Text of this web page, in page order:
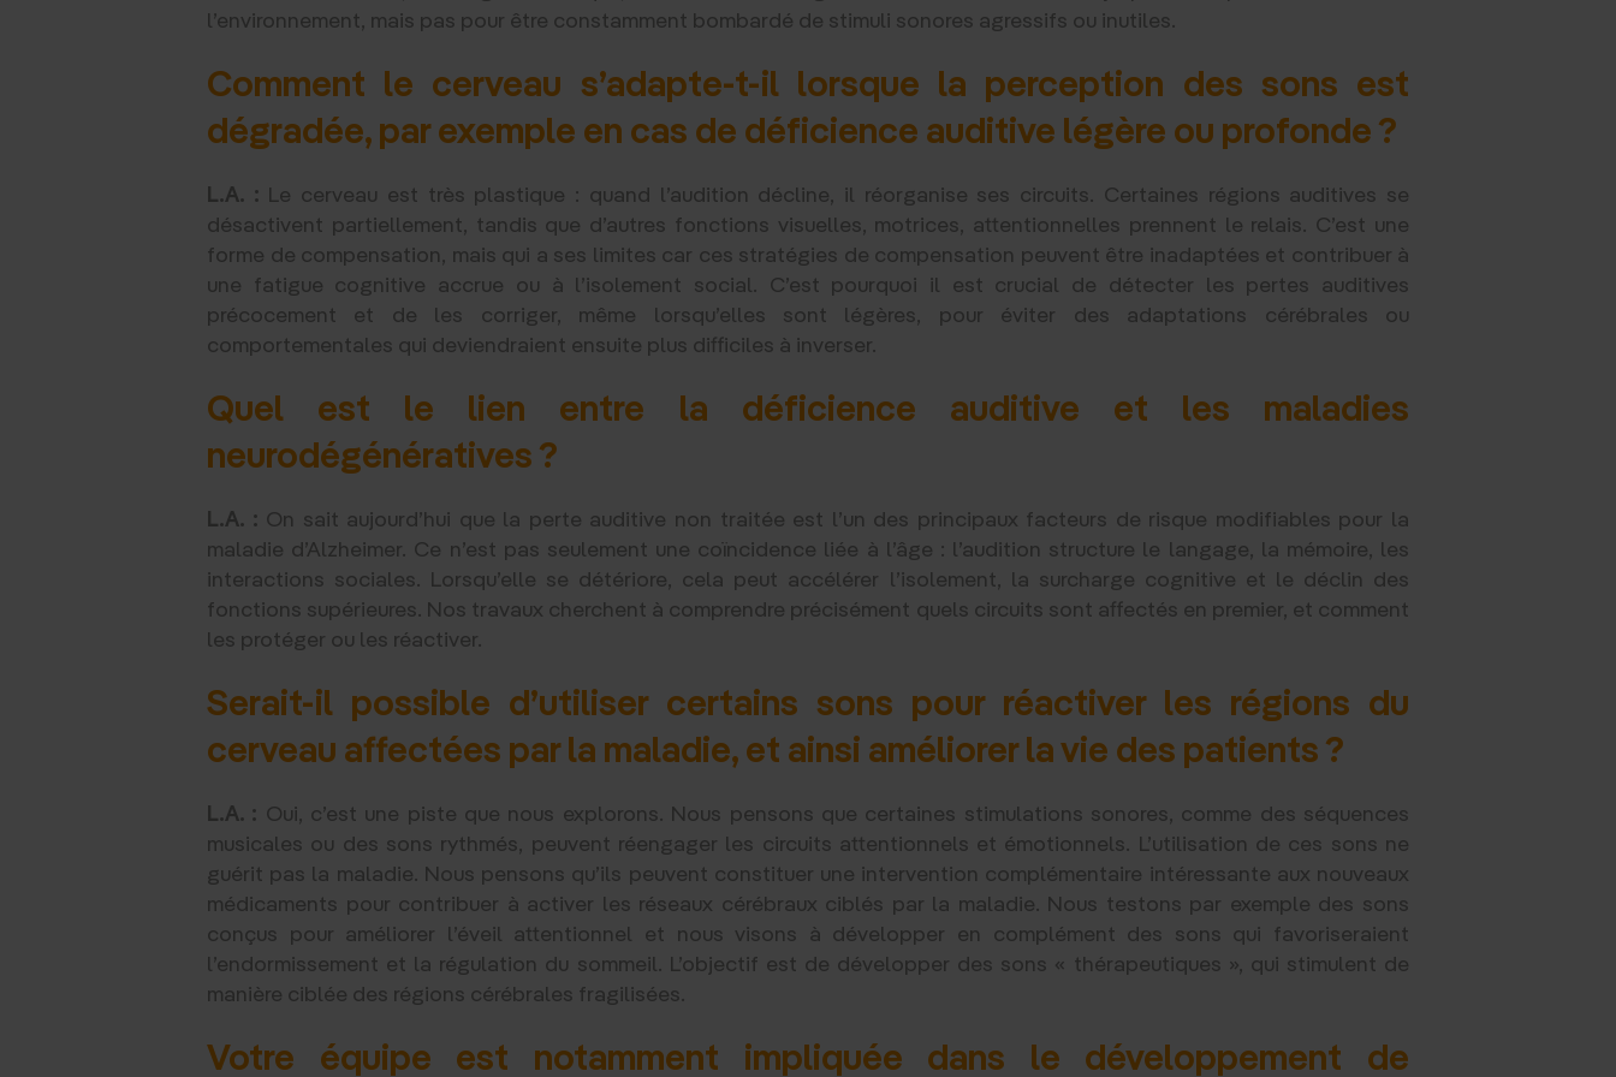
l’environnement, mais pas pour être constamment bombardé de stimuli sonores agressifs ou inutiles.
Comment le cerveau s’adapte-t-il lorsque la perception des sons est
dégradée, par exemple en cas de déficience auditive légère ou profonde ?
L.A. : Le cerveau est très plastique : quand l’audition décline, il réorganise ses circuits. Certaines régions auditives se
désactivent partiellement, tandis que d’autres fonctions visuelles, motrices, attentionnelles prennent le relais. C’est une
forme de compensation, mais qui a ses limites car ces stratégies de compensation peuvent être inadaptées et contribuer à
une fatigue cognitive accrue ou à l’isolement social. C’est pourquoi il est crucial de détecter les pertes auditives
précocement et de les corriger, même lorsqu’elles sont légères, pour éviter des adaptations cérébrales ou
comportementales qui deviendraient ensuite plus difficiles à inverser.
Quel est le lien entre la déficience auditive et les maladies
neurodégénératives ?
L.A. : On sait aujourd’hui que la perte auditive non traitée est l’un des principaux facteurs de risque modifiables pour la
maladie d’Alzheimer. Ce n’est pas seulement une coïncidence liée à l’âge : l’audition structure le langage, la mémoire, les
interactions sociales. Lorsqu’elle se détériore, cela peut accélérer l’isolement, la surcharge cognitive et le déclin des
fonctions supérieures. Nos travaux cherchent à comprendre précisément quels circuits sont affectés en premier, et comment
les protéger ou les réactiver.
Serait-il possible d’utiliser certains sons pour réactiver les régions du
cerveau affectées par la maladie, et ainsi améliorer la vie des patients ?
L.A. : Oui, c’est une piste que nous explorons. Nous pensons que certaines stimulations sonores, comme des séquences
musicales ou des sons rythmés, peuvent réengager les circuits attentionnels et émotionnels. L’utilisation de ces sons ne
guérit pas la maladie. Nous pensons qu’ils peuvent constituer une intervention complémentaire intéressante aux nouveaux
médicaments pour contribuer à activer les réseaux cérébraux ciblés par la maladie. Nous testons par exemple des sons
conçus pour améliorer l’éveil attentionnel et nous visons à développer en complément des sons qui favoriseraient
l’endormissement et la régulation du sommeil. L’objectif est de développer des sons « thérapeutiques », qui stimulent de
manière ciblée des régions cérébrales fragilisées.
Votre équipe est notamment impliquée dans le développement de